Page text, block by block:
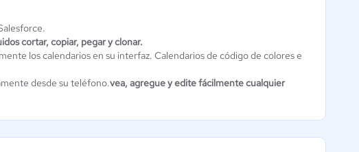
Eventable
cortar, copiar, pegar y clonar.
los calendarios en su interfaz. Calendarios de código de colores e
desde su teléfono.vea, agregue y edite fácilmente cualquier